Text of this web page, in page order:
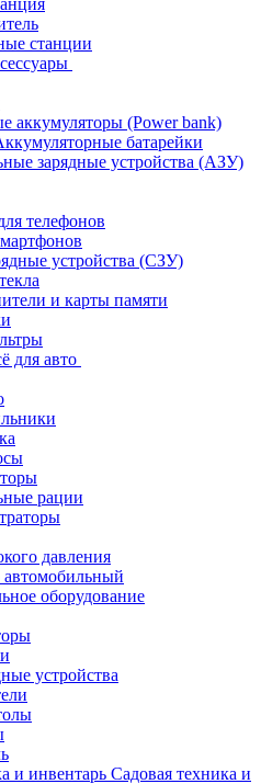
станции
аккумуляторы (Power bank)
батарейки
зарядные устройства (АЗУ)
телефонов
устройства (СЗУ)
и карты памяти
для авто
рации
давления
автомобильный
оборудование
устройства
Садовая техника и